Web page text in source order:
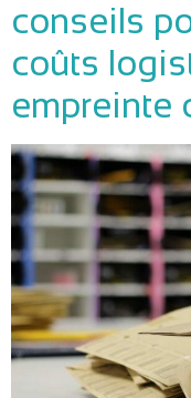
conseils
coûts
empreinte